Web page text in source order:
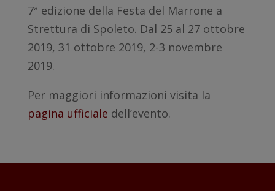
7ª edizione della Festa del Marrone a
Strettura di Spoleto. Dal 25 al 27 ottobre
2019, 31 ottobre 2019, 2-3 novembre
2019.
Per maggiori informazioni visita la
pagina ufficiale dell’evento.